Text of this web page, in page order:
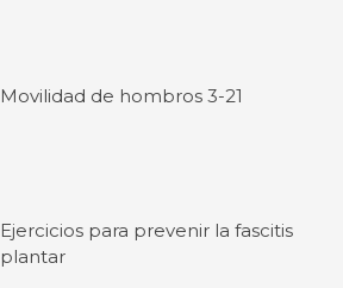
Movilidad de hombros 3-21
Ejercicios para prevenir la fascitis
plantar